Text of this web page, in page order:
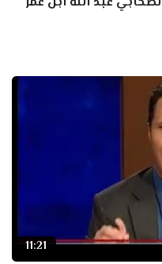
11:21